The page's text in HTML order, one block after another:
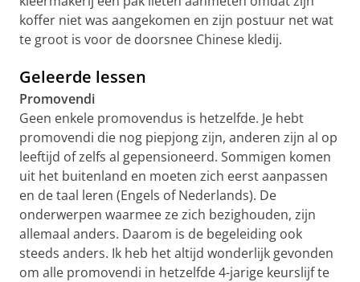
koffer niet was aangekomen en zijn postuur net wat
te groot is voor de doorsnee Chinese kledij.
Geleerde lessen
Promovendi
Geen enkele promovendus is hetzelfde. Je hebt
promovendi die nog piepjong zijn, anderen zijn al op
leeftijd of zelfs al gepensioneerd. Sommigen komen
uit het buitenland en moeten zich eerst aanpassen
en de taal leren (Engels of Nederlands). De
onderwerpen waarmee ze zich bezighouden, zijn
allemaal anders. Daarom is de begeleiding ook
steeds anders. Ik heb het altijd wonderlijk gevonden
om alle promovendi in hetzelfde 4-jarige keurslijf te